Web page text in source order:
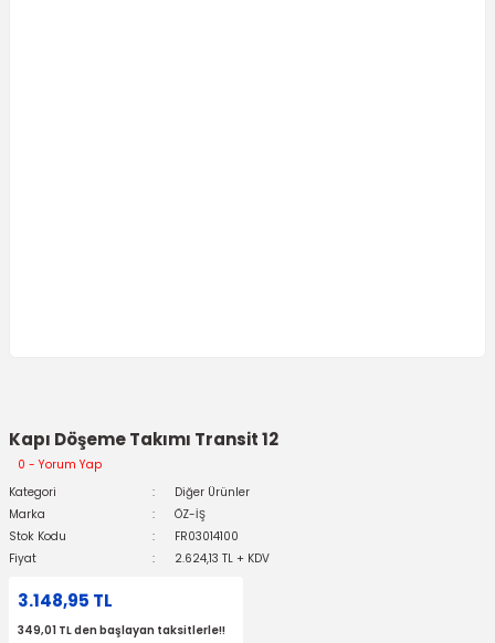
Kapı Döşeme Takımı Transit 12
0 - Yorum Yap
Kategori
Diğer Ürünler
Marka
ÖZ-İŞ
Stok Kodu
FR03014100
Fiyat
2.624,13 TL + KDV
3.148,95 TL
349,01 TL den başlayan taksitlerle!!